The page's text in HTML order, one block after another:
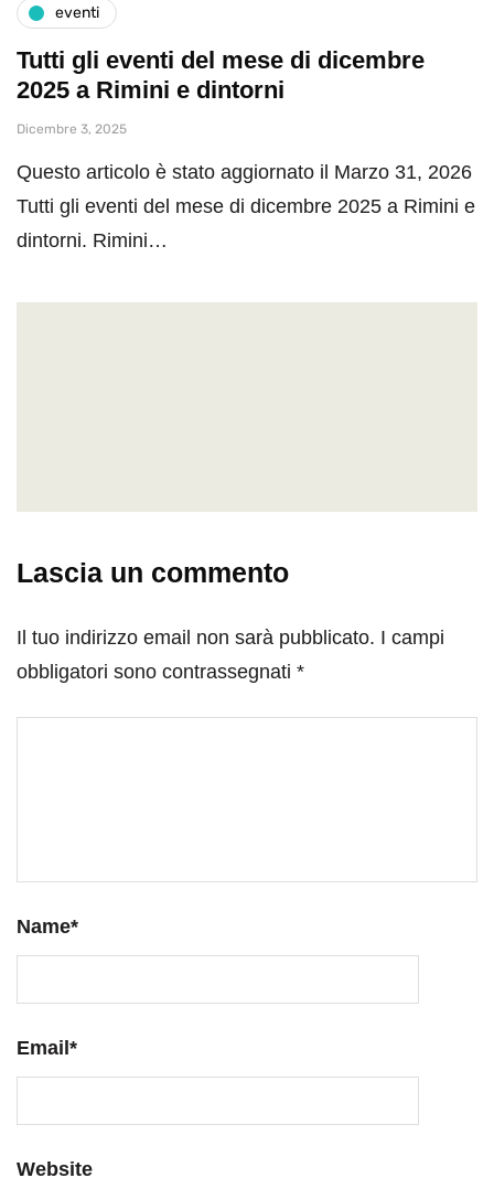
eventi
Tutti gli eventi del mese di dicembre
2025 a Rimini e dintorni
Dicembre 3, 2025
Questo articolo è stato aggiornato il Marzo 31, 2026
Tutti gli eventi del mese di dicembre 2025 a Rimini e
dintorni. Rimini…
Lascia un commento
Il tuo indirizzo email non sarà pubblicato. I campi
obbligatori sono contrassegnati *
Name*
Email*
Website